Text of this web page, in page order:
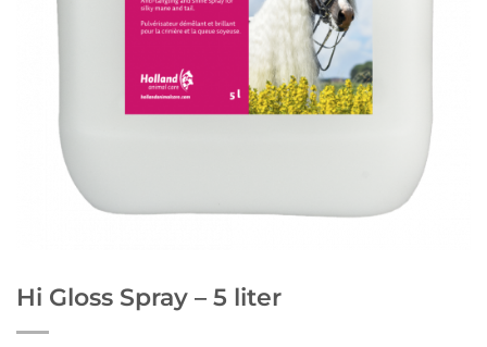
Hi Gloss Spray – 5 liter